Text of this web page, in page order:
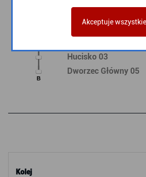
Kolej
Hevelianum 01
Hucisko 03
B
Dworzec Główny 05
Akceptuje wszystkie